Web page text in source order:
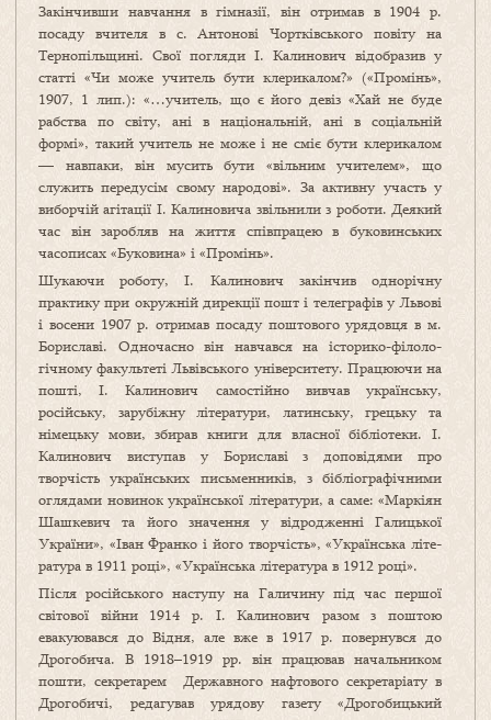
Закінчивши навчання в гімназії, він отримав в 1904 р.
посаду вчителя в с. Антонові Чортківського повіту на
Тернопільщині. Свої погляди І. Калинович відобразив у
статті «Чи може учитель бути клерикалом?» («Промінь»,
1907, 1 лип.): «…учитель, що є його девіз «Хай не буде
рабства по світу, ані в національній, ані в соціальній
формі», такий учитель не може і не сміє бути клерикалом
— навпаки, він мусить бути «вільним учителем», що
служить передусім свому народові». За активну участь у
виборчій агітації І. Калиновича звільнили з роботи. Деякий
час він заробляв на життя співпрацею в буковинських
часописах «Буковина» і «Промінь».
Шукаючи роботу, І. Калинович закінчив однорічну
практику при окружній дирекції пошт і телеграфів у Львові
і восени 1907 р. отримав посаду поштового урядовця в м.
Бориславі. Одночасно він навчався на історико-філоло­
гічному факультеті Львівського університету. Працюючи на
пошті, І. Калинович самостійно ви­вчав українську,
російську, зарубіжну літератури, латинську, грецьку та
німецьку мови, збирав книги для власної бібліотеки. І.
Калинович виступав у Бориславі з доповідями про
творчість українських письменників, з бібліо­графічними
оглядами новинок української літератури, а саме: «Маркіян
Шашкевич та його значення у відродженні Галицької
України», «Іван Франко і його творчість», «Українська лі­те­­
ратура в 1911 році», «Українська література в 1912 році».
Після російського наступу на Галичину під час першої
світової війни 1914 р. І. Калинович разом з поштою
евакуювався до Відня, але вже в 1917 р. повернувся до
Дрогобича. В 1918–1919 рр. він працював начальником
пошти, секретарем Державного нафтового секретаріату в
Дрогобичі, редагував урядову газету «Дрогобицький